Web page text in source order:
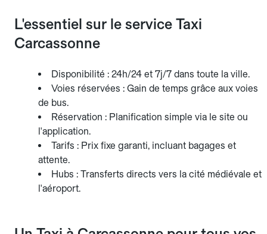
L'essentiel sur le service Taxi
Carcassonne
Disponibilité : 24h/24 et 7j/7 dans toute la ville.
Voies réservées : Gain de temps grâce aux voies
de bus.
Réservation : Planification simple via le site ou
l'application.
Tarifs : Prix fixe garanti, incluant bagages et
attente.
Hubs : Transferts directs vers la cité médiévale et
l'aéroport.